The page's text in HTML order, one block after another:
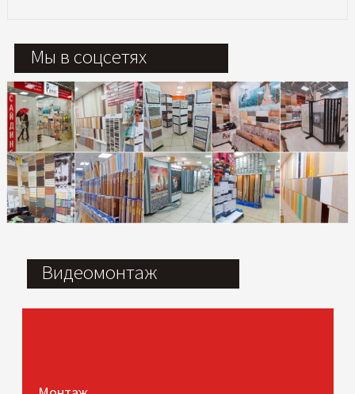
Мы в соцсетях
Видеомонтаж